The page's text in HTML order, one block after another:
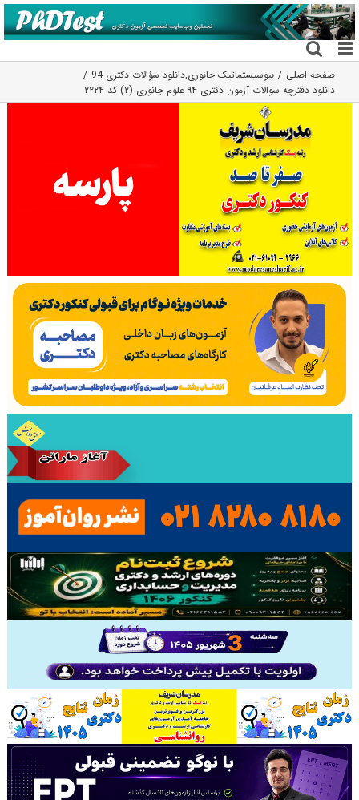
رفتن
به
محتوا
صفحه اصلی بیوسیستماتیک جانوری,دانلود سؤالات دکتری 94
دانلود دفترچه سوالات آزمون دکتری ۹۴ علوم جانوری (۲) کد ۲۲۲۴